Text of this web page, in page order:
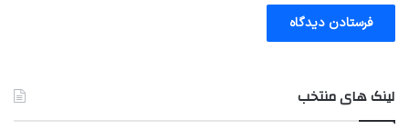
لینک های منتخب